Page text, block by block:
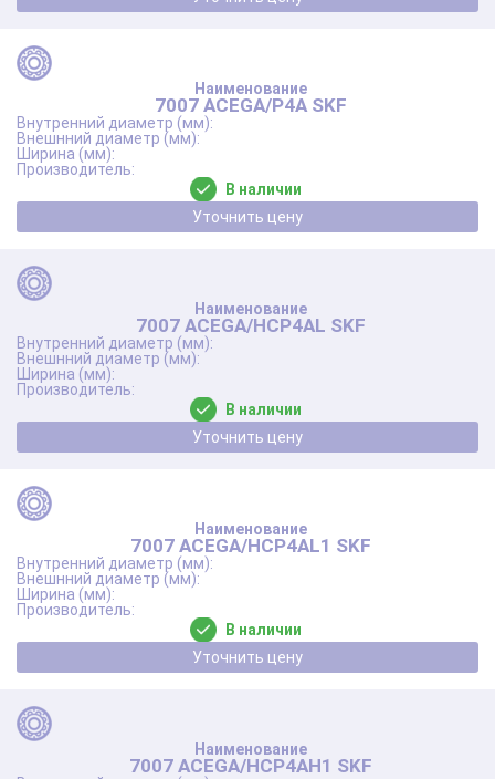
7007 ACEGA/P4A SKF
В наличии
Уточнить цену
7007 ACEGA/HCP4AL SKF
В наличии
Уточнить цену
7007 ACEGA/HCP4AL1 SKF
В наличии
Уточнить цену
7007 ACEGA/HCP4AH1 SKF